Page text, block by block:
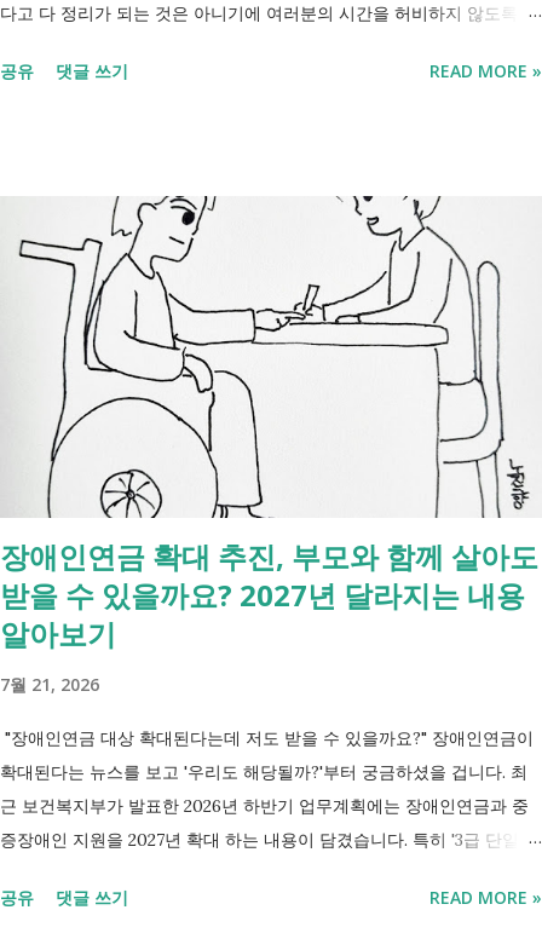
다고 다 정리가 되는 것은 아니기에 여러분의 시간을 허비하지 않도록 정
처리까지 이 흐름만 따라가시면 됩니다. 장례 후 행정 절차 타임라인 장
모든 절차를 대신 처리해주지는 않습니다. 행정복지센터에서는 - 금융재
산, 부동산, 세금, 연금 등 '조회' 신청할 수 있습니다. 나머지는 직접 해야
합니다. - 상속포기 또는 한정승인 법원 - 상속세, 취득세 신고 세무서, 시
군구청 - 예금 인출, 보험금 청구 은행, 보험사 사망신고 당일에 끝낼 수
있는 건 '신청까지', 처리는 2주 후 부터입니다. [조회되는 것 vs 안되는
것] 구분 조회 가능 조회 불가 금융 은행, 보험, 증권 사금융, 개인 간 거래
세금 국세, 지방세 - 자산 부동산, 자동차 해외 자산, 현금 기타 연금 사업
상 채무, 구독 [함께보면 좋은 링크] - 부모님 사망 후 ...
공유 댓글 쓰기 READ MORE »
장애인연금 확대 추진, 부모와 함께 살아도
받을 수 있을까요? 2027년 달라지는 내용
알아보기
7월 21, 2026
"장애인연금 대상 확대된다는데 저도 받을 수 있을까요?" 장애인연금이
확대된다는 뉴스를 보고 '우리도 해당될까?'부터 궁금하셨을 겁니다. 최
근 보건복지부가 발표한 2026년 하반기 업무계획에는 장애인연금과 중
증장애인 지원을 2027년 확대 하는 내용이 담겼습니다. 특히 '3급 단일장
포함되면서 많은 분들이 관심을 갖고 있습니다. 이번 글에서는 장애인과
공유 댓글 쓰기 READ MORE »